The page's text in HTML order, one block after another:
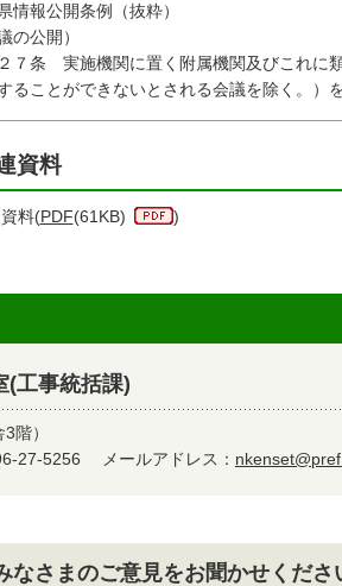
情報公開条例（抜粋）
の公開）
条 実施機関に置く附属機関及びこれに類
ることができないとされる会議を除く。）
資料
料(PDF(61KB) )
工事統括課)
階）
27-5256 メールアドレス：
なさまのご意見をお聞かせくださ